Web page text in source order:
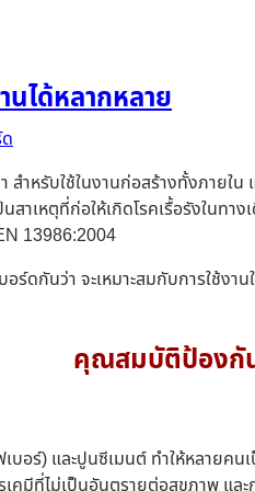
นได้หลากหลาย
สำหรับใช้ในงานก่อสร้างทั้งภา
าเหตุที่ก่อให้เกิดโรคเรื้อรังในท
13986:2004
ร์ดกันว่า จะเหมาะสมกับการใช้ง
คุณสมบัติป้องกั
บอร์) และปูนซีเมนต์ ทำให้หลา
เคมีที่ไม่เป็นอันตรายต่อสุขภาพ